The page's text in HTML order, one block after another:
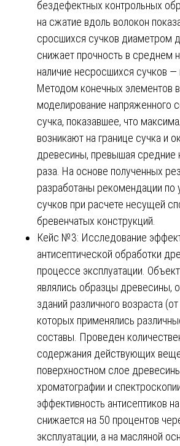
бездефектных контрольных
на сжатие вдоль волокон
сросшихся сучков диаметром
снижает прочность в среднем
наличие несросшихся сучков —
Методом конечных элементов
моделирование напряженного
сучка, показавшее, что
возникают на границе сучка и
древесины, превышая средние
раза. На основе полученных
разработаны рекомендации по
сучков при расчете несущей
бревенчатых конструкций.
Кейс №3: Исследование
антисептической обработки
процессе эксплуатации.
являлись образцы древесины,
зданий различного возраста
которых применялись
составы. Проведен
содержания действующих
поверхностном слое
хроматографии и
эффективность антисептиков
снижается на 50 процентов
эксплуатации, а на масляной